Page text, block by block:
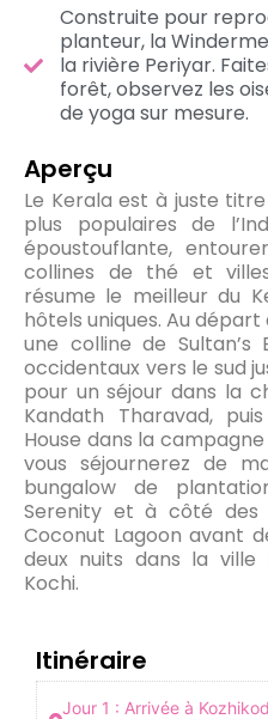
Construite pour
planteur, la
la rivière Periyar.
forêt, observez les
de yoga sur mesure.
Aperçu
Le Kerala est à juste
plus populaires de
époustouflante,
collines de thé et
résume le meilleur du
hôtels uniques. Au
une colline de Sultan’s
occidentaux vers le sud
pour un séjour dans la
Kandath Tharavad,
House dans la
vous séjournerez de
bungalow de
Serenity et à côté des
Coconut Lagoon avant
deux nuits dans la ville
Kochi.
Itinéraire
Jour 1 : Arrivée à